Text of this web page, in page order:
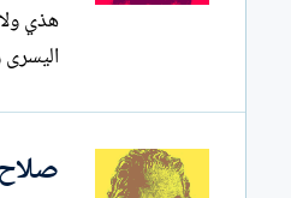
ﻫﺬﻱ ﻭﻻ